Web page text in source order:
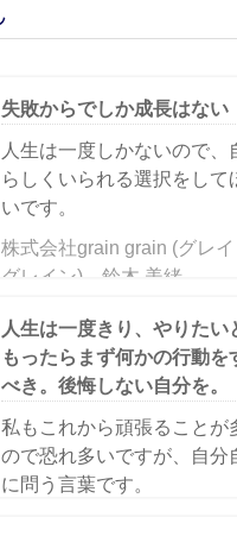
失敗からでしか成長はない
人生は一度しかないので、
らしくいられる選択をして
いです。
株式会社grain grain (グレ
グレイン) 鈴木 美緒
人生は一度きり、やりたい
もったらまず何かの行動を
べき。後悔しない自分を。
私もこれから頑張ることが
ので恐れ多いですが、自分
に問う言葉です。